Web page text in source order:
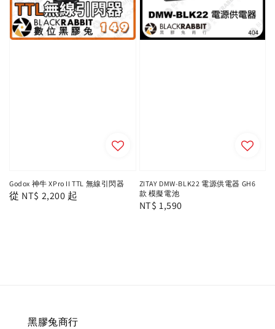
Godox 神牛 XPro II TTL 無線引閃器
Regular
從 NT$ 2,200 起
ZITAY DMW-BLK22 電源供電器 GH6
款 模擬電池
Regular
NT$ 1,590
黑膠兔商行